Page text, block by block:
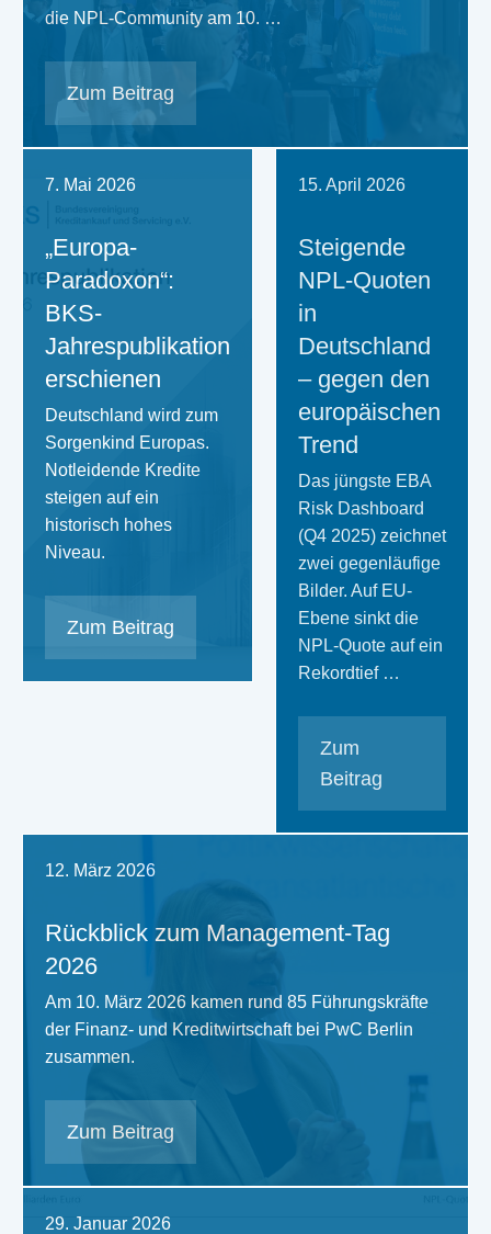
die NPL-Community am 10. …
Zum Beitrag
7. Mai 2026
„Europa-
Paradoxon“:
BKS-
Jahrespublikation
erschienen
Deutschland wird zum
Sorgenkind Europas.
Notleidende Kredite
steigen auf ein
historisch hohes
Niveau.
Zum Beitrag
15. April 2026
Steigende
NPL-Quoten
in
Deutschland
– gegen den
europäischen
Trend
Das jüngste EBA
Risk Dashboard
(Q4 2025) zeichnet
zwei gegenläufige
Bilder. Auf EU-
Ebene sinkt die
NPL-Quote auf ein
Rekordtief …
Zum
Beitrag
12. März 2026
Rückblick zum Management-Tag
2026
Am 10. März 2026 kamen rund 85 Führungskräfte
der Finanz- und Kreditwirtschaft bei PwC Berlin
zusammen.
Zum Beitrag
29. Januar 2026